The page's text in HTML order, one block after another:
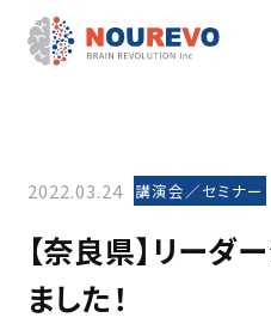
2022.03.24 講演会／セミナー
【奈良県】リーダ
ました！